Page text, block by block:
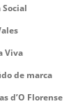
Viva
de marca
d’O Florense